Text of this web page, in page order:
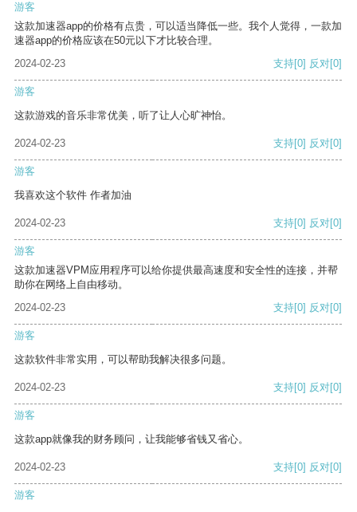
游客
这款加速器app的价格有点贵，可以适当降低一些。我个人觉得，一款加
速器app的价格应该在50元以下才比较合理。
2024-02-23
支持[0] 反对[0]
游客
这款游戏的音乐非常优美，听了让人心旷神怡。
2024-02-23 支持[0] 反对[0]
游客
我喜欢这个软件 作者加油
2024-02-23 支持[0] 反对[0]
游客
这款加速器VPM应用程序可以给你提供最高速度和安全性的连接，并帮
助你在网络上自由移动。
2024-02-23
支持[0] 反对[0]
游客
这款软件非常实用，可以帮助我解决很多问题。
2024-02-23 支持[0] 反对[0]
游客
这款app就像我的财务顾问，让我能够省钱又省心。
2024-02-23 支持[0] 反对[0]
游客